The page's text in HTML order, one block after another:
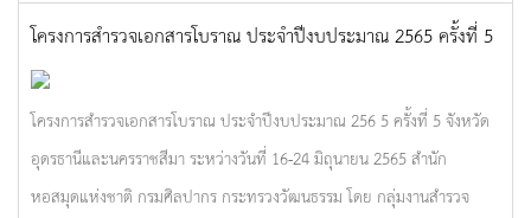
โครงการสำรวจเอกสารโบราณ ประจำปีงบประมาณ 2565 ครั้งที่ 5
โครงการสำรวจเอกสารโบราณ ประจำปีงบประมาณ 256 5 ครั้งที่ 5 จังหวัด
อุดรธานีและนครราชสีมา ระหว่างวันที่ 16-24 มิถุนายน 2565 สำนัก
หอสมุดแห่งชาติ กรมศิลปากร กระทรวงวัฒนธรรม โดย กลุ่มงานสำรวจ